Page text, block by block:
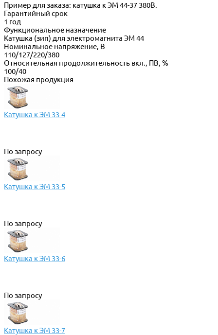
Пример для заказа: катушка к ЭМ 44-37 380В.
Гарантийный срок
1 год
Функциональное назначение
Катушка (зип) для электромагнита ЭМ 44
Номинальное напряжение, В
110/127/220/380
Относительная продолжительность вкл., ПВ, %
100/40
Похожая продукция
Катушка к ЭМ 33-4
По запросу
Катушка к ЭМ 33-5
По запросу
Катушка к ЭМ 33-6
По запросу
Катушка к ЭМ 33-7